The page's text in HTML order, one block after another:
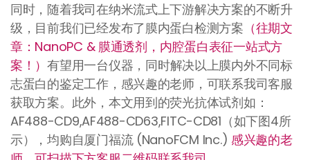
同时，随着我司在纳米流式上下游解决方案的不断升
级，目前我们已经发布了膜内蛋白检测方案 （往期文
章：NanoPC & 膜通透剂，内腔蛋白表征一站式方
案！）有望用一台仪器，同时解决以上膜内外不同标
志蛋白的鉴定工作，感兴趣的老师，可联系我司客服
获取方案。此外，本文用到的荧光抗体试剂如：
AF488-CD9,AF488-CD63,FITC-CD81（如下图4所
示），均购自厦门福流 (NanoFCM Inc.) 感兴趣的老